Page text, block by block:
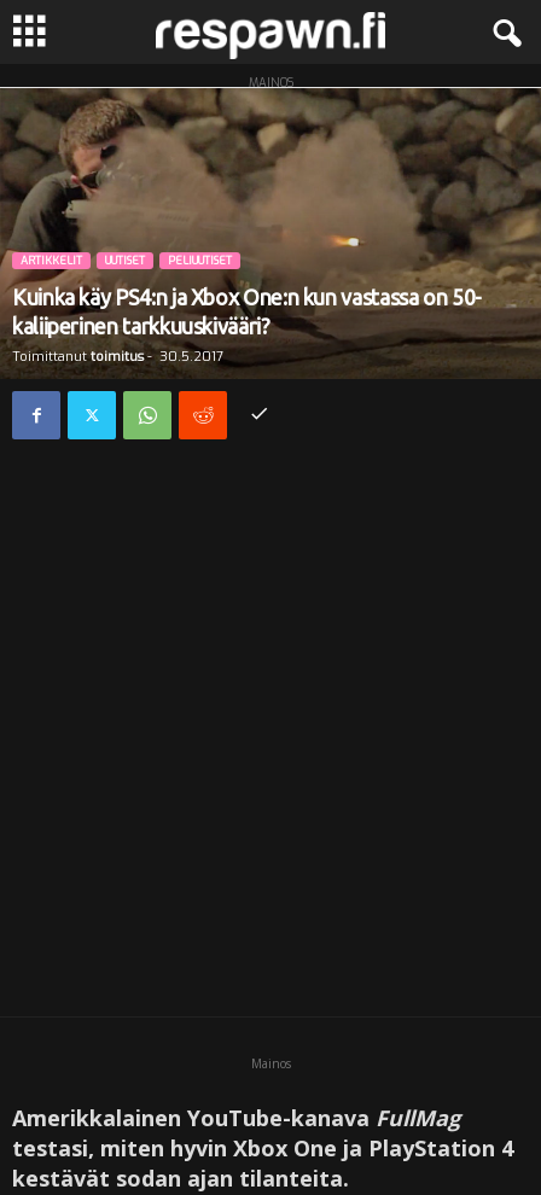
R
e
s
p
w
MAINOS
ARTIKKELIT UUTISET PELIUUTISET
Kuinka käy PS4:n ja Xbox One:n kun vastassa on 50-
kaliiperinen tarkkuuskivääri?
Toimittanut toimitus- 30.5.2017
Mainos
Amerikkalainen YouTube-kanava FullMag
testasi, miten hyvin Xbox One ja PlayStation 4
kestävät sodan ajan tilanteita.